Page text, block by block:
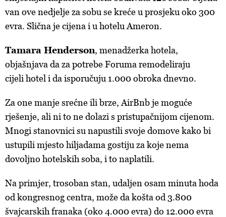
van ove nedjelje za sobu se kreće u prosjeku oko 300
evra. Slična je cijena i u hotelu Ameron.
Tamara Henderson, menadžerka hotela,
objašnjava da za potrebe Foruma remodeliraju
cijeli hotel i da isporučuju 1.000 obroka dnevno.
Za one manje srećne ili brze, AirBnb je moguće
rješenje, ali ni to ne dolazi s pristupačnijom cijenom.
Mnogi stanovnici su napustili svoje domove kako bi
ustupili mjesto hiljadama gostiju za koje nema
dovoljno hotelskih soba, i to naplatili.
Na primjer, trosoban stan, udaljen osam minuta hoda
od kongresnog centra, može da košta od 3.800
švajcarskih franaka (oko 4.000 evra) do 12.000 evra